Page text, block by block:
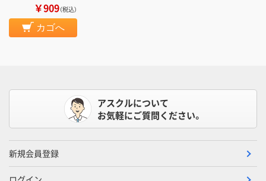
￥909（税込）
カゴへ
アスクルについて
お気軽にご質問ください。
新規会員登録